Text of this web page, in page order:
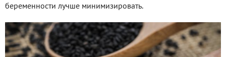
беременности лучше минимизировать.